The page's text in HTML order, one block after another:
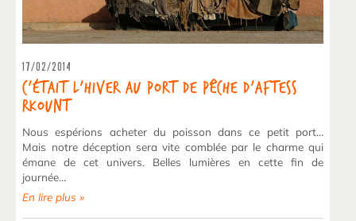
17/02/2014
C’était l’hiver au Port de pêche d’Aftess
Rkount
Nous espérions acheter du poisson dans ce petit port…
Mais notre déception sera vite comblée par le charme qui
émane de cet univers. Belles lumières en cette fin de
journée…
En lire plus »